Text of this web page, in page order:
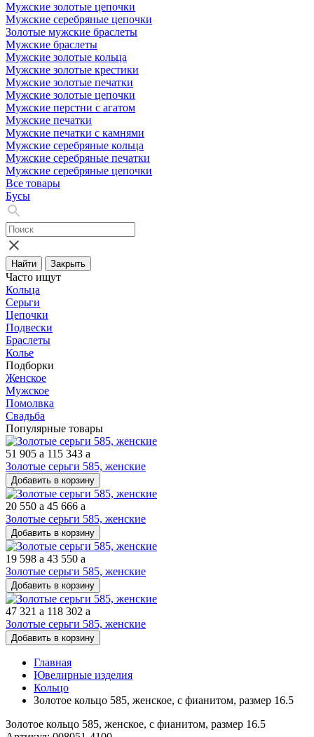
Мужские золотые цепочки
Мужские серебряные цепочки
Золотые мужские браслеты
Мужские браслеты
Мужские золотые кольца
Мужские золотые крестики
Мужские золотые печатки
Мужские золотые цепочки
Мужские перстни с агатом
Мужские печатки
Мужские печатки с камнями
Мужские серебряные кольца
Мужские серебряные печатки
Мужские серебряные цепочки
Все товары
Бусы
Найти Закрыть
Часто ищут
Кольца
Серьги
Цепочки
Подвески
Браслеты
Колье
Подборки
Женское
Мужское
Помолвка
Свадьба
Популярные товары
51 905 a 115 343 a
Золотые серьги 585, женские
Добавить в корзину
20 550 a 45 666 a
Золотые серьги 585, женские
Добавить в корзину
19 598 a 43 550 a
Золотые серьги 585, женские
Добавить в корзину
47 321 a 118 302 a
Золотые серьги 585, женские
Добавить в корзину
Главная
Ювелирные изделия
Кольцо
Золотое кольцо 585, женское, с фианитом, размер 16.5
Золотое кольцо 585, женское, с фианитом, размер 16.5